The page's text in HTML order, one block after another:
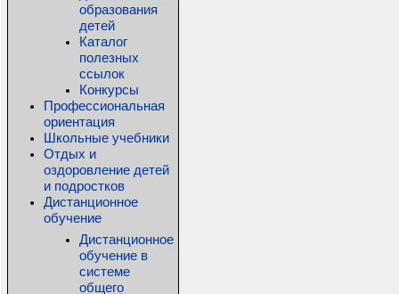
образования
детей
Каталог
полезных
ссылок
Конкурсы
Профессиональная
ориентация
Школьные учебники
Отдых и
оздоровление детей
и подростков
Дистанционное
обучение
Дистанционное
обучение в
системе
общего